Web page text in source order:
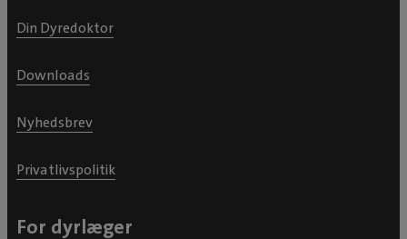
Din Dyredoktor
Downloads
Nyhedsbrev
Privatlivspolitik
For dyrlæger